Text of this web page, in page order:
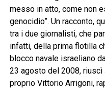
messo in atto, come non
genocidio”. Un racconto,
tra i due giornalisti, che
infatti, della prima flotilla
blocco navale israeliano
23 agosto del 2008, riuscì
proprio Vittorio Arrigoni,